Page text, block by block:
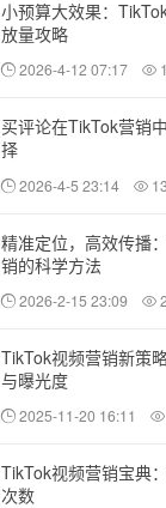
小预算大效果：
放量攻略
2026-4-12 07:17
买评论在TikTok营销
择
2026-4-5 23:14
精准定位，高效传播
销的科学方法
2026-2-15 23:09
TikTok视频营销新策
与曝光度
2025-11-20 16:11
TikTok视频营销宝典
次数